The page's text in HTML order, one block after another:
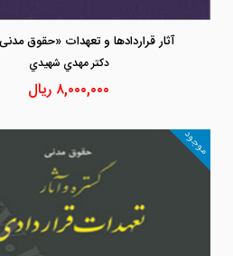
آثار قراردادها و تعهدات «حقوق مدنی
دكتر مهدي شهيدي
۸,۰۰۰,۰۰۰ ریال
موجود